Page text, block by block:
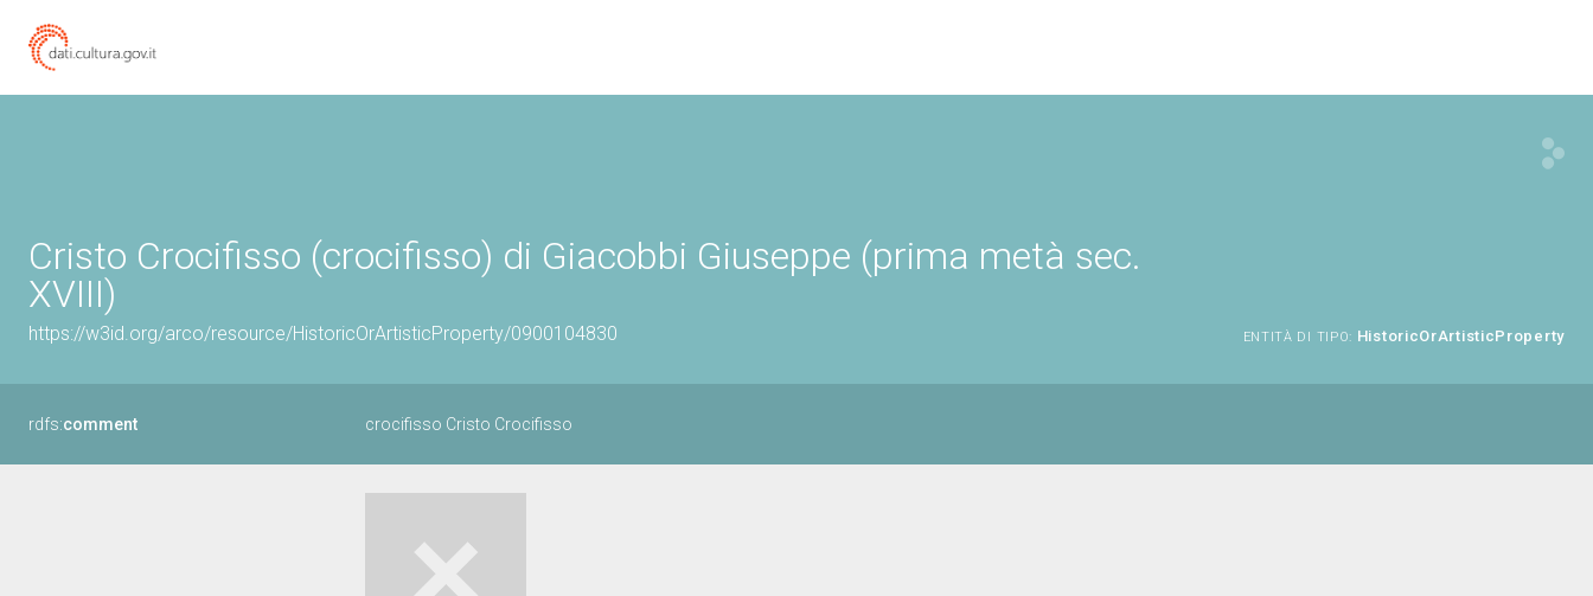
Cristo Crocifisso (crocifisso) di Giacobbi Giuseppe (prima metà sec.
XVIII)
https://w3id.org/arco/resource/HistoricOrArtisticProperty/0900104830 ENTITÀ DI TIPO: HistoricOrArtisticProperty
rdfs:comment crocifisso Cristo Crocifisso